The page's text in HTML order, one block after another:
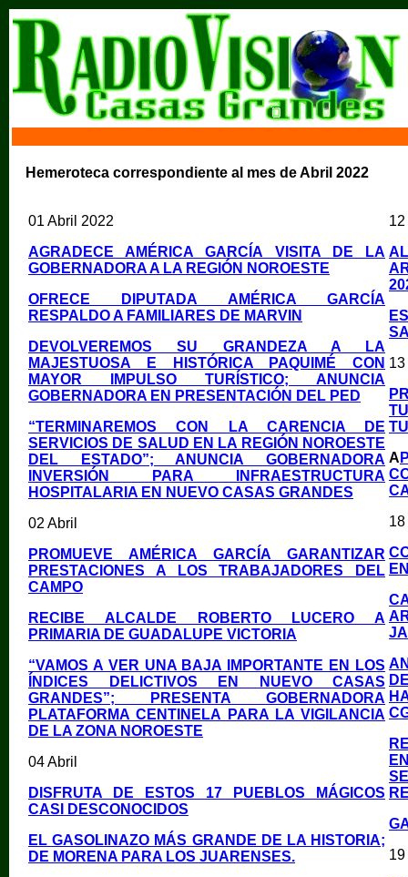
Hemeroteca correspondiente al mes de Abril 2022
01 Abril 2022
AGRADECE AMÉRICA GARCÍA VISITA DE LA
GOBERNADORA A LA REGIÓN NOROESTE
OFRECE DIPUTADA AMÉRICA GARCÍA
RESPALDO A FAMILIARES DE MARVIN
DEVOLVEREMOS SU GRANDEZA A LA
MAJESTUOSA E HISTÓRICA PAQUIMÉ CON
MAYOR IMPULSO TURÍSTICO; ANUNCIA
GOBERNADORA EN PRESENTACIÓN DEL PED
“TERMINAREMOS CON LA CARENCIA DE
SERVICIOS DE SALUD EN LA REGIÓN NOROESTE
DEL ESTADO”; ANUNCIA GOBERNADORA
INVERSIÓN PARA INFRAESTRUCTURA
HOSPITALARIA EN NUEVO CASAS GRANDES
02 Abril
PROMUEVE AMÉRICA GARCÍA GARANTIZAR
PRESTACIONES A LOS TRABAJADORES DEL
CAMPO
RECIBE ALCALDE ROBERTO LUCERO A
PRIMARIA DE GUADALUPE VICTORIA
“VAMOS A VER UNA BAJA IMPORTANTE EN LOS
ÍNDICES DELICTIVOS EN NUEVO CASAS
GRANDES”; PRESENTA GOBERNADORA
PLATAFORMA CENTINELA PARA LA VIGILANCIA
DE LA ZONA NOROESTE
04 Abril
DISFRUTA DE ESTOS 17 PUEBLOS MÁGICOS
CASI DESCONOCIDOS
EL GASOLINAZO MÁS GRANDE DE LA HISTORIA;
DE MORENA PARA LOS JUARENSES.
A